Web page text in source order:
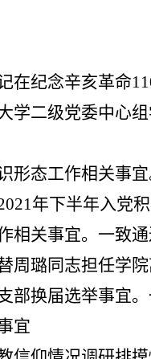
在纪念辛亥革命
学二级党委中心
形态工作相关事宜
年下半年入党
相关事宜。一致
周璐同志担任学院
部换届选举事宜
宜